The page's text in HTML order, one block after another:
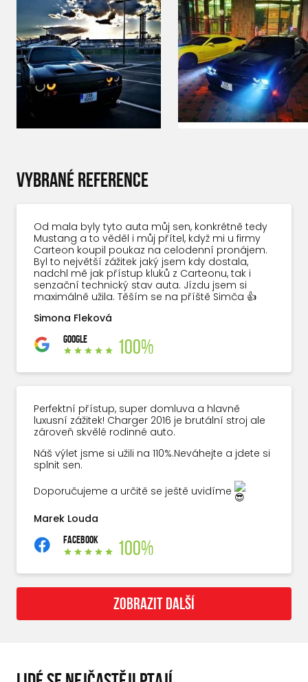
VYBRANÉ REFERENCE
Od mala byly tyto auta můj sen, konkrétně tedy
Mustang a to věděl i můj přítel, když mi u firmy
Carteon koupil poukaz na celodenní pronájem.
Byl to největší zážitek jaký jsem kdy dostala,
nadchl mě jak přístup kluků z Carteonu, tak i
senzační technický stav auta. Jízdu jsem si
maximálně užila. Těším se na příště Simča 👍
Simona Fleková
GOOGLE 100%
Perfektní přístup, super domluva a hlavně
luxusní zážitek! Charger 2016 je brutální stroj ale
zároveň skvělé rodinné auto.
Náš výlet jsme si užili na 110%.Neváhejte a jdete si
splnit sen.
Doporučujeme a určitě se ještě uvidíme
Marek Louda
FACEBOOK 100%
ZOBRAZIT DALŠÍ